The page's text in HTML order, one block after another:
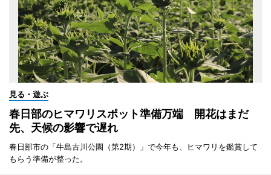
見る・遊ぶ
春日部のヒマワリスポット準備万端 開花はまだ
先、天候の影響で遅れ
春日部市の「牛島古川公園（第2期）」で今年も、ヒマワリを鑑賞して
もらう準備が整った。